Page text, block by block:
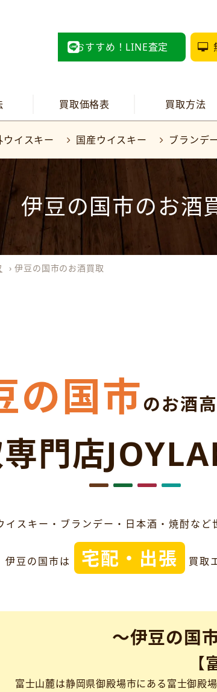
おすすめ！LINE査定
買取価格表 買取方法
ウイスキー 国産ウイスキー ブランデ
伊豆の国市のお酒
›伊豆の国市のお酒買取
の国市のお酒
門店
スキー・ブランデー・日本酒・焼酎など
伊豆の国市は 宅配・出張 買取
～伊豆の国
【
富士山麓は静岡県御殿場市にある富士御殿